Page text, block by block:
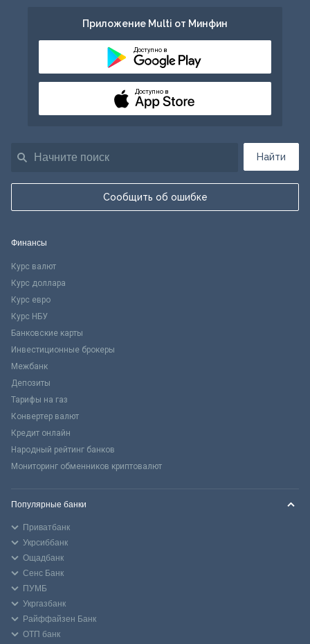
Найти
Сообщить об ошибке
Приложение Multi от Минфин
Доступно в
Доступно в
Финансы
Курс валют
Курс доллара
Курс евро
Курс НБУ
Банковские карты
Инвестиционные брокеры
Межбанк
Депозиты
Тарифы на газ
Конвертер валют
Кредит онлайн
Народный рейтинг банков
Мониторинг обменников криптовалют
Популярные банки
Приватбанк
Укрсиббанк
Ощадбанк
Сенс Банк
ПУМБ
Укргазбанк
Райффайзен Банк
ОТП банк